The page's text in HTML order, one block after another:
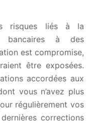
risques liés à la
bancaires à des
est compromise,
être exposées.
accordées aux
vous n’avez plus
régulièrement vos
corrections